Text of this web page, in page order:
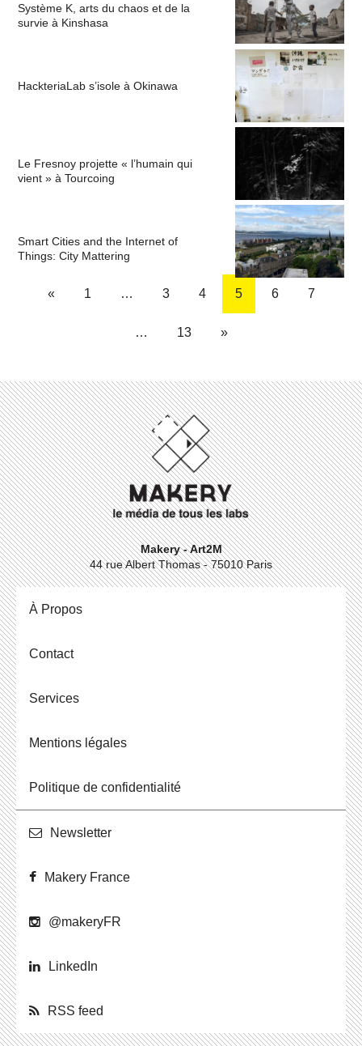
Système K, arts du chaos et de la
survie à Kinshasa
HackteriaLab s’isole à Okinawa
Le Fresnoy projette « l’humain qui
vient » à Tourcoing
Smart Cities and the Internet of
Things: City Mattering
« 1 … 3 4 5 6 7
… 13 »
Makery - Art2M
44 rue Albert Thomas - 75010 Paris
À Propos
Contact
Ser­vices
Men­tions légales
Po­li­tique de confidentialité
News­let­ter
Makery France
@ma­ke­ryFR
Lin­ke­dIn
RSS feed